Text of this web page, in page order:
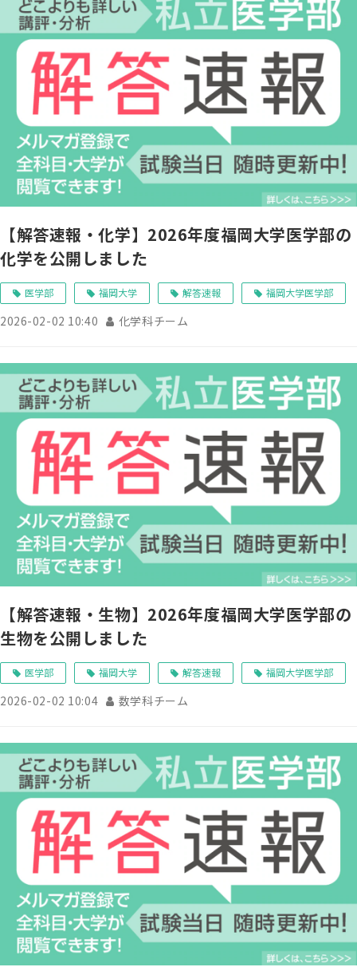
【解答速報・化学】2026年度福岡大学医学部の
化学を公開しました
医学部 福岡大学 解答速報 福岡大学医学部
2026-02-02 10:40 化学科チーム
【解答速報・生物】2026年度福岡大学医学部の
生物を公開しました
医学部 福岡大学 解答速報 福岡大学医学部
2026-02-02 10:04 数学科チーム